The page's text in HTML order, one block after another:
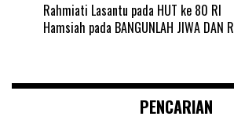
Rahmiati Lasantu pada HUT ke 80 RI
Hamsiah pada BANGUNLAH JIWA DAN
PENCARIAN